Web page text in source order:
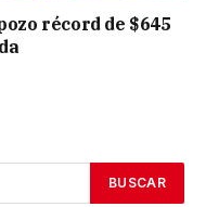
récord de $645